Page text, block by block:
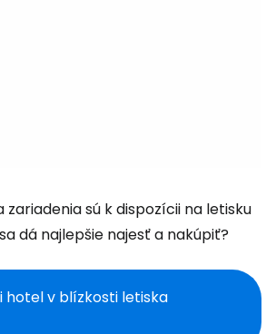
zariadenia sú k dispozícii na letisku
dá najlepšie najesť a nakúpiť?
hotel v blízkosti letiska